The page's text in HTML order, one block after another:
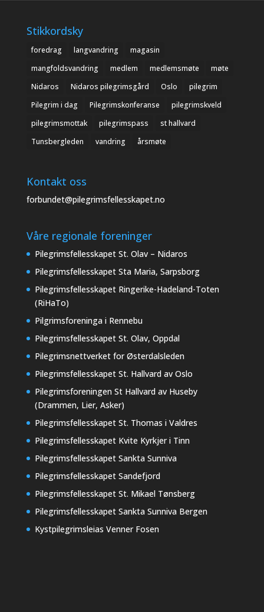
Stikkordsky
foredrag langvandring
magasin
mangfoldsvandring
medlem medlemsmøte
møte
Nidaros
Nidaros pilegrimsgård Oslo
pilegrim
Pilegrim i dag
Pilegrimskonferanse
pilegrimskveld
pilegrimsmottak
pilegrimspass
st hallvard
Tunsbergleden
vandring årsmøte
Kontakt oss
forbundet@pilegrimsfellesskapet.no
Våre regionale foreninger
Pilegrimsfellesskapet St. Olav – Nidaros
Pilegrimsfellesskapet Sta Maria, Sarpsborg
Pilegrimsfellesskapet Ringerike-Hadeland-Toten
(RiHaTo)
Pilgrimsforeninga i Rennebu
Pilegrimsfellesskapet St. Olav, Oppdal
Pilegrimsnettverket for Østerdalsleden
Pilegrimsfellesskapet St. Hallvard av Oslo
Pilegrimsforeningen St Hallvard av Huseby
(Drammen, Lier, Asker)
Pilegrimsfellesskapet St. Thomas i Valdres
Pilegrimsfellesskapet Kvite Kyrkjer i Tinn
Pilegrimsfellesskapet Sankta Sunniva
Pilegrimsfellesskapet Sandefjord
Pilegrimsfellesskapet St. Mikael Tønsberg
Pilegrimsfellesskapet Sankta Sunniva Bergen
Kystpilegrimsleias Venner Fosen